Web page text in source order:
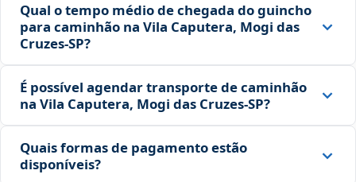
Qual o tempo médio de chegada do guincho
para caminhão na Vila Caputera, Mogi das
Cruzes‑SP?
É possível agendar transporte de caminhão
na Vila Caputera, Mogi das Cruzes‑SP?
Quais formas de pagamento estão
disponíveis?